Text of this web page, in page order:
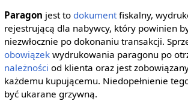
Paragon jest to dokumentfiskalny,
rejestrującą dla nabywcy, który powinien
niezwłocznie po dokonaniu transakcji.
obowiązekwydrukowania paragonu po
należności od klienta oraz jest
każdemu kupującemu. Niedopełnienie
być ukarane grzywną.